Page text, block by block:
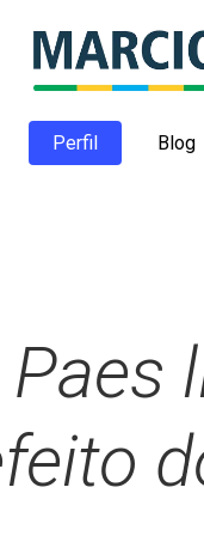
Perfil Blog